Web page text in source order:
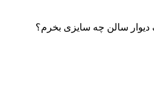
دیوار سالن چه سایزی بخرم؟